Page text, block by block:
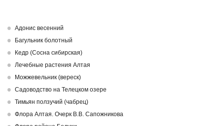
Адонис весенний
Багульник болотный
Кедр (Сосна сибирская)
Лечебные растения Алтая
Можжевельник (вереск)
Садоводство на Телецком озере
Тимьян ползучий (чабрец)
Флора Алтая. Очерк В.В. Сапожникова